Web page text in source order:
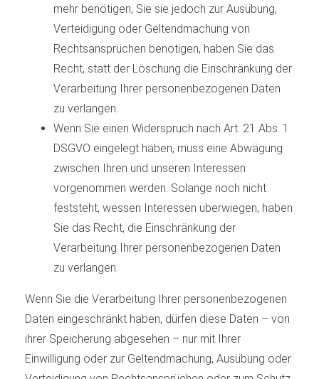
mehr benötigen, Sie sie jedoch zur Ausübung,
Verteidigung oder Geltendmachung von
Rechtsansprüchen benötigen, haben Sie das
Recht, statt der Löschung die Einschränkung der
Verarbeitung Ihrer personenbezogenen Daten
zu verlangen.
Wenn Sie einen Widerspruch nach Art. 21 Abs. 1
DSGVO eingelegt haben, muss eine Abwägung
zwischen Ihren und unseren Interessen
vorgenommen werden. Solange noch nicht
feststeht, wessen Interessen überwiegen, haben
Sie das Recht, die Einschränkung der
Verarbeitung Ihrer personenbezogenen Daten
zu verlangen.
Wenn Sie die Verarbeitung Ihrer personenbezogenen
Daten eingeschränkt haben, dürfen diese Daten – von
ihrer Speicherung abgesehen – nur mit Ihrer
Einwilligung oder zur Geltendmachung, Ausübung oder